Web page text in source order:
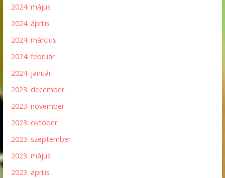
2024. május
2024. április
2024. március
2024. február
2024. január
2023. december
2023. november
2023. október
2023. szeptember
2023. május
2023. április